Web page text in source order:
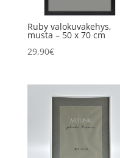
Ruby valokuvakehys,
musta – 50 x 70 cm
29,90€